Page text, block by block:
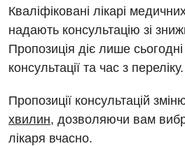
Мамографія
Нейросонографія
Рентгенографія
Для дорослих
Діагностичне відділення
Ендоскопічне відділення
Онкологічне відділлення
Офтальмологічне відділення
Педіатричне відділення
Лікування гострого інфаркту
Національний скринінг здоров’я 40+
Українська
Російська
Кваліфіковані лікарі
надають консультацію зі
Пропозиція діє лише
консультації та час з переліку.
Пропозиції консультацій
хвилин, дозволяючи вам
лікаря вчасно.